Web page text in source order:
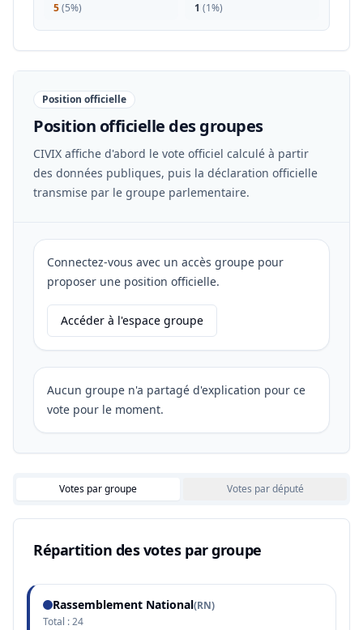
5(5%)
1 (1%)
Position officielle
Position officielle des groupes
CIVIX affiche d'abord le vote officiel calculé à partir
des données publiques, puis la déclaration officielle
transmise par le groupe parlementaire.
Connectez-vous avec un accès groupe pour
proposer une position officielle.
Accéder à l'espace groupe
Aucun groupe n'a partagé d'explication pour ce
vote pour le moment.
Votes par groupe Votes par député
Répartition des votes par groupe
Rassemblement National(RN)
Total :24